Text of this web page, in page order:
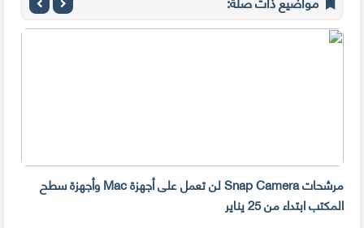
مرشحات Snap Camera لن تعمل على أجهزة Mac وأجهزة سطح
المكتب ابتداء من 25 يناير